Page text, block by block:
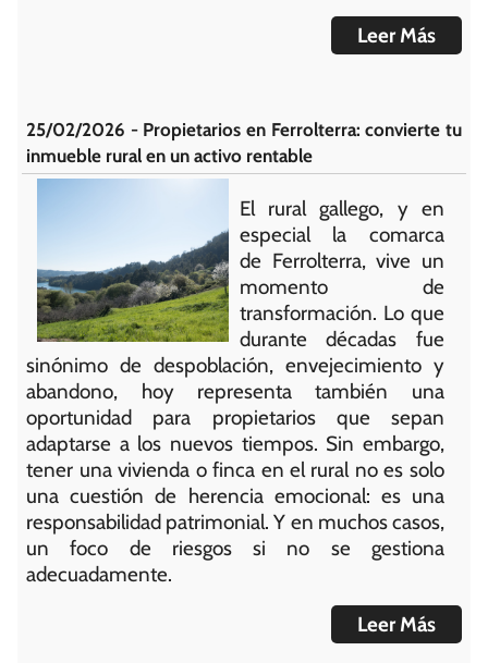
Leer Más
25/02/2026 - Propietarios en Ferrolterra: convierte tu
inmueble rural en un activo rentable
El rural gallego, y en
especial la comarca
de Ferrolterra, vive un
momento de
transformación. Lo que
durante décadas fue
sinónimo de despoblación, envejecimiento y
abandono, hoy representa también una
oportunidad para propietarios que sepan
adaptarse a los nuevos tiempos. Sin embargo,
tener una vivienda o finca en el rural no es solo
una cuestión de herencia emocional: es una
responsabilidad patrimonial. Y en muchos casos,
un foco de riesgos si no se gestiona
adecuadamente.
Leer Más